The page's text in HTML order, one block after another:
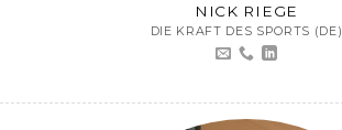
NICK RIEGE
DIE KRAFT DES SPORTS (DE)